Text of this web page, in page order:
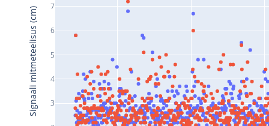
3
4
5
6
7
Signaali mitmeteelisus (cm)